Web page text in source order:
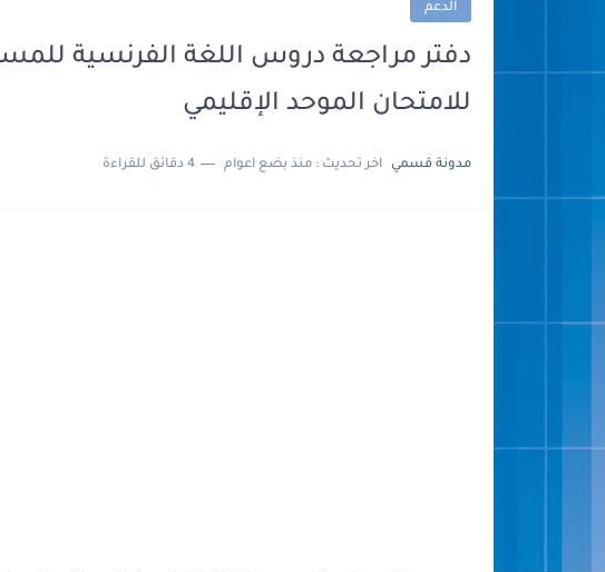
الدعم
دفتر مراجعة دروس اللغة الفرنسية
للامتحان الموحد الإقليمي
مدونة قسمي اخر تحديث : منذ بضع اعوام 4 دقائق للقراءة